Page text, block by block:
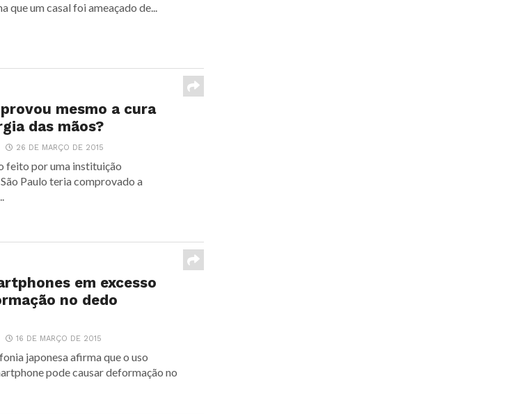
que um casal foi ameaçado de...
mesmo a cura
das mãos?
26 DE MARÇO DE 2015
feito por uma instituição
Paulo teria comprovado a
em excesso
no dedo
16 DE MARÇO DE 2015
japonesa afirma que o uso
pode causar deformação no